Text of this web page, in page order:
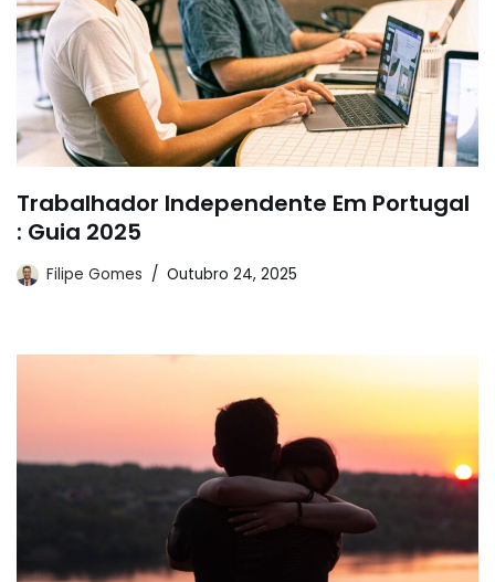
Trabalhador Independente Em Portugal
: Guia 2025
Filipe Gomes Outubro 24, 2025